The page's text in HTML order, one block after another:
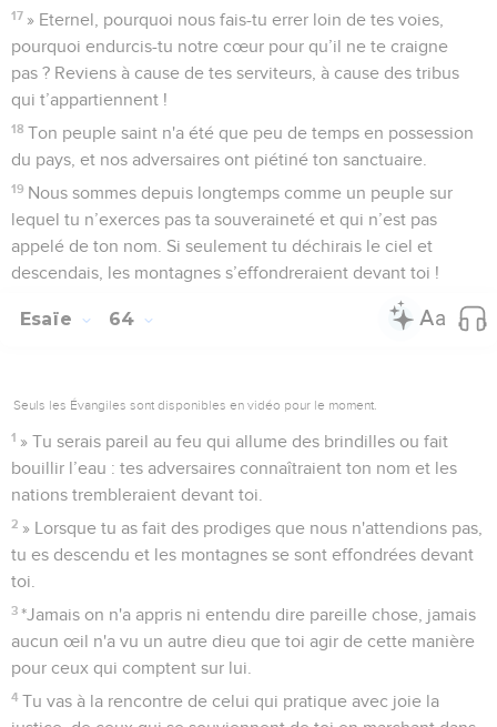
17 » Eternel, pourquoi nous fais-tu errer loin de tes voies,
pourquoi endurcis-tu notre cœur pour qu’il ne te craigne
pas ? Reviens à cause de tes serviteurs, à cause des tribus
qui t’appartiennent !
18 Ton peuple saint n'a été que peu de temps en possession
du pays, et nos adversaires ont piétiné ton sanctuaire.
19 Nous sommes depuis longtemps comme un peuple sur
lequel tu n’exerces pas ta souveraineté et qui n’est pas
appelé de ton nom. Si seulement tu déchirais le ciel et
descendais, les montagnes s’effondreraient devant toi !
Esaïe 64
Seuls les Évangiles sont disponibles en vidéo pour le moment.
1 » Tu serais pareil au feu qui allume des brindilles ou fait
bouillir l’eau : tes adversaires connaîtraient ton nom et les
nations trembleraient devant toi.
2 » Lorsque tu as fait des prodiges que nous n'attendions pas,
tu es descendu et les montagnes se sont effondrées devant
toi.
3 *Jamais on n'a appris ni entendu dire pareille chose, jamais
aucun œil n'a vu un autre dieu que toi agir de cette manière
pour ceux qui comptent sur lui.
4 Tu vas à la rencontre de celui qui pratique avec joie la